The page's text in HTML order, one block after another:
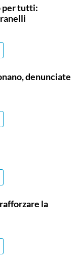
per tutti:
denunciate
la